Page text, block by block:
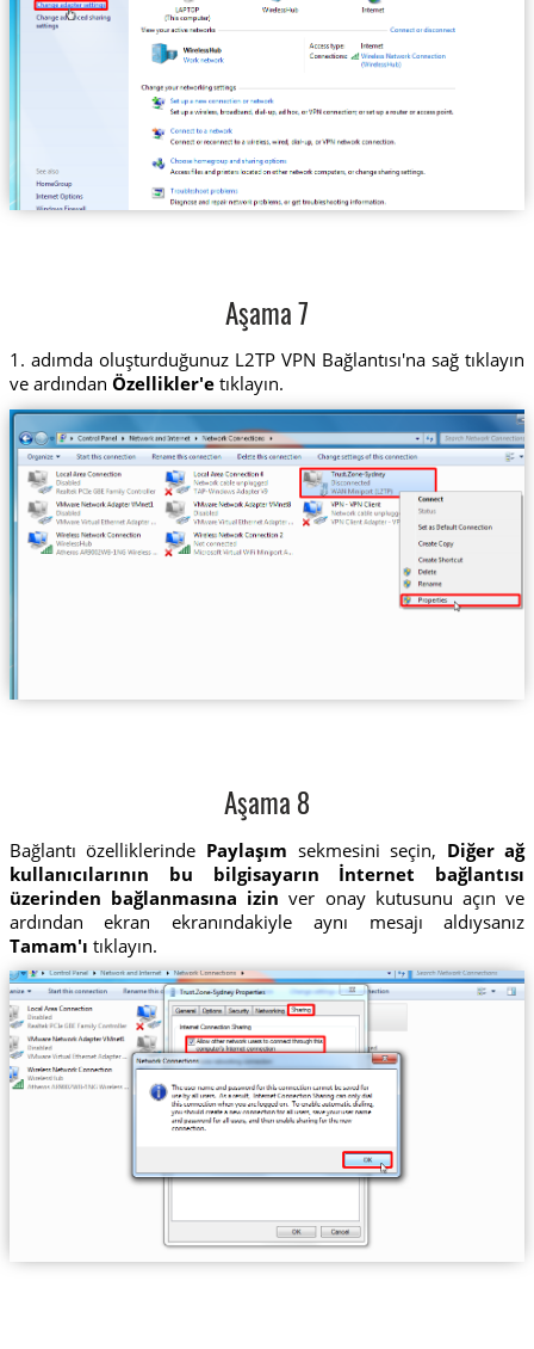
Aşama 7
1. adımda oluşturduğunuz L2TP VPN Bağlantısı'na sağ tıklayın
ve ardından Özellikler'etıklayın.
Aşama 8
Bağlantı özelliklerinde Paylaşım sekmesini seçin, Diğer ağ
kullanıcılarının bu bilgisayarın İnternet bağlantısı
üzerinden bağlanmasına izin ver onay kutusunu açın ve
ardından ekran ekranındakiyle aynı mesajı aldıysanız
Tamam'ı tıklayın.